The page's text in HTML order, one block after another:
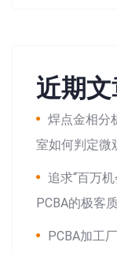
近期
焊点金相分
室如何判定微
追求“百万
PCBA的极客
PCBA加工